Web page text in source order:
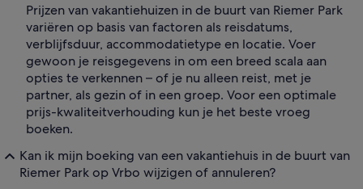
Prijzen van vakantiehuizen in de buurt van Riemer Park
variëren op basis van factoren als reisdatums,
verblijfsduur, accommodatietype en locatie. Voer
gewoon je reisgegevens in om een breed scala aan
opties te verkennen – of je nu alleen reist, met je
partner, als gezin of in een groep. Voor een optimale
prijs-kwaliteitverhouding kun je het beste vroeg
boeken.
Kan ik mijn boeking van een vakantiehuis in de buurt van
Riemer Park op Vrbo wijzigen of annuleren?